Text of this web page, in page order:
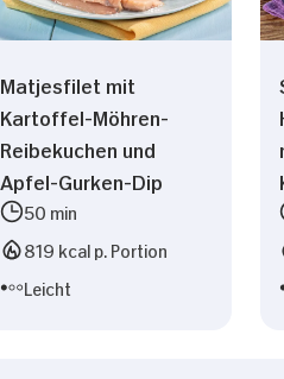
Matjesfilet mit
Kartoffel-Möhren-
Reibekuchen und
Apfel-Gurken-Dip
50 min
819 kcal p. Portion
Leicht